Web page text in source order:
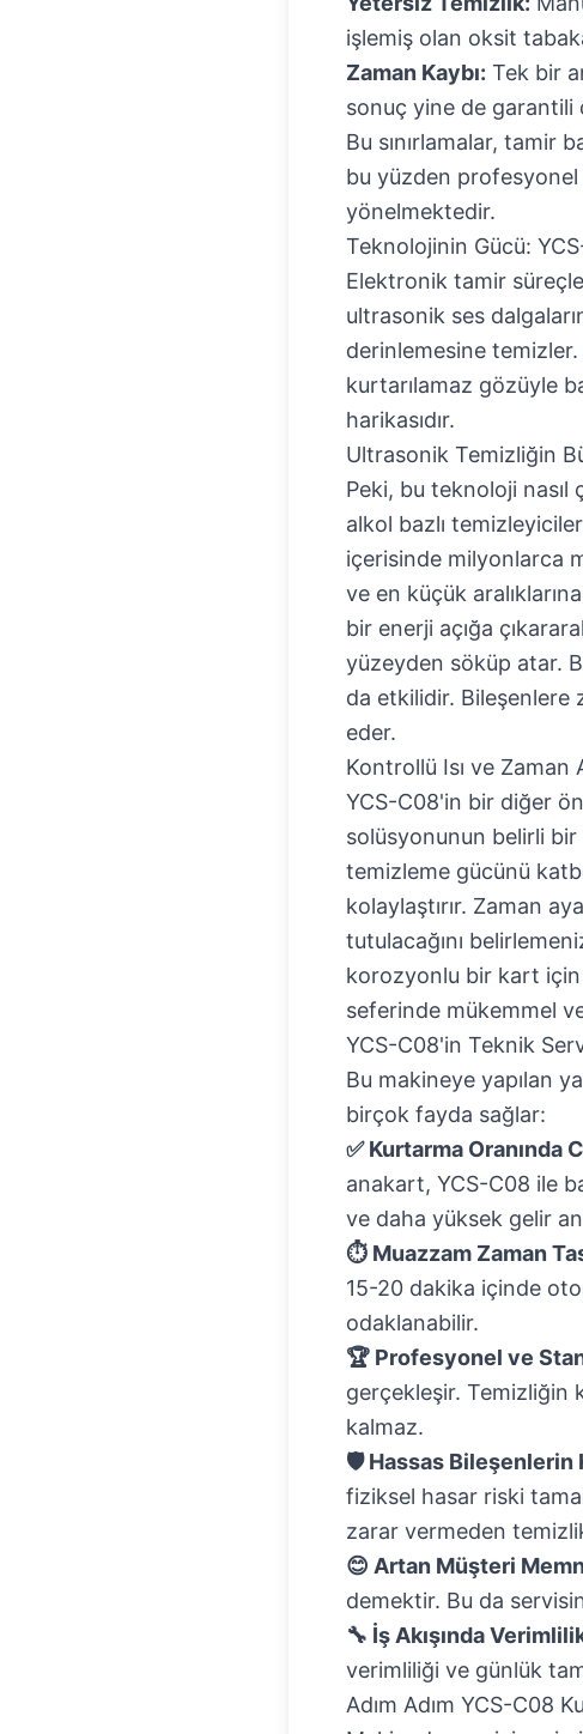
işlemiş olan oksit
Zaman Kaybı: Tek bir
sonuç yine de garantili
Bu sınırlamalar, tamir
bu yüzden
yönelmektedir.
Teknolojinin Gücü:
Elektronik tamir
ultrasonik ses
derinlemesine
kurtarılamaz gözüyle
harikasıdır.
Ultrasonik Temizliğin
Peki, bu teknoloji nasıl
alkol bazlı
içerisinde milyonlarca
ve en küçük
bir enerji açığa
yüzeyden söküp atar.
da etkilidir. Bileşenlere
eder.
Kontrollü Isı ve Zaman
YCS-C08'in bir diğer
solüsyonunun belirli bir
temizleme gücünü
kolaylaştırır. Zaman
tutulacağını
korozyonlu bir kart için
seferinde mükemmel
YCS-C08'in Teknik
Bu makineye yapılan
birçok fayda sağlar:
✅ Kurtarma Oranında
anakart, YCS-C08 ile
ve daha yüksek gelir
⏱️ Muazzam Zaman
15-20 dakika içinde
odaklanabilir.
🏆 Profesyonel ve
gerçekleşir. Temizliğin
kalmaz.
🛡️ Hassas Bileşenlerin
fiziksel hasar riski
zarar vermeden
😊 Artan Müşteri
demektir. Bu da
🔧 İş Akışında
verimliliği ve günlük
Adım Adım YCS-C08